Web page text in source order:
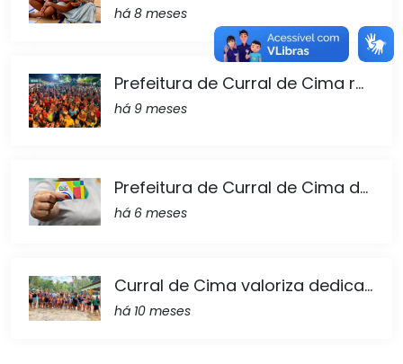
há 8 meses
Prefeitura de Curral de Cima r...
há 9 meses
Prefeitura de Curral de Cima d...
há 6 meses
Curral de Cima valoriza dedica...
há 10 meses